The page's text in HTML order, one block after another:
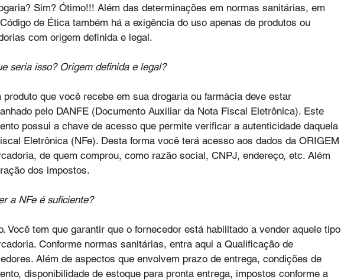
Sim? Ótimo!!! Além das determinações em normas sanitárias, em
de Ética também há a exigência do uso apenas de produtos ou
com origem definida e legal.
seria isso? Origem definida e legal?
que você recebe em sua drogaria ou farmácia deve estar
pelo DANFE (Documento Auxiliar da Nota Fiscal Eletrônica). Este
possui a chave de acesso que permite verificar a autenticidade daquela
Eletrônica (NFe). Desta forma você terá acesso aos dados da ORIGEM
de quem comprou, como razão social, CNPJ, endereço, etc. Além
dos impostos.
a NFe é suficiente?
Você tem que garantir que o fornecedor está habilitado a vender aquele tipo
Conforme normas sanitárias, entra aqui a Qualificação de
Além de aspectos que envolvem prazo de entrega, condições de
disponibilidade de estoque para pronta entrega, impostos conforme a